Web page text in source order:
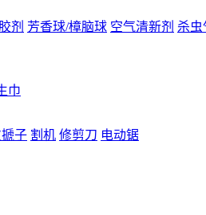
剂 芳香球/樟脑球 空气清新剂 杀虫
巾
子 割机 修剪刀 电动锯